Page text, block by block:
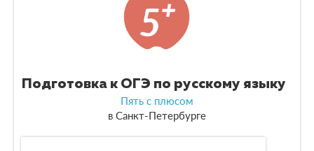
Подготовка к ОГЭ по русскому языку
Пять с плюсом
в Санкт-Петербурге
По форме обучения